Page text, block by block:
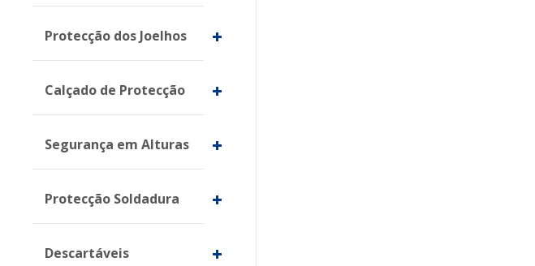
Protecção dos Joelhos
Calçado de Protecção
Segurança em Alturas
Protecção Soldadura
Descartáveis